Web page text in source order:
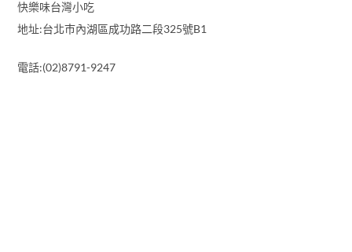
快樂味台灣小吃
地址:台北巿內湖區成功路二段325號B1
電話:(02)8791-9247